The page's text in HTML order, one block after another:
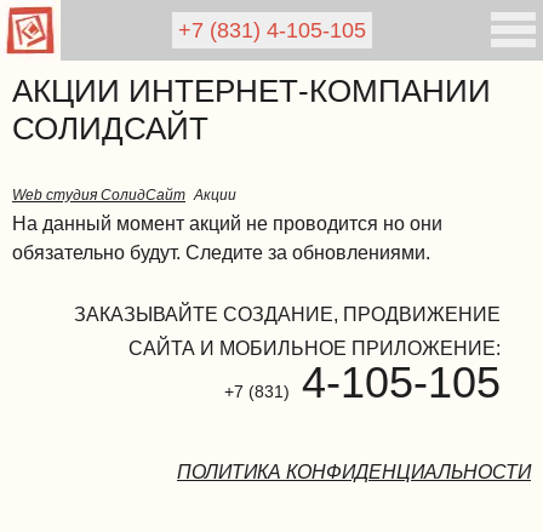
АКЦИИ ИНТЕРНЕТ-КОМПАНИИ
СОЛИДСАЙТ
+7 (831) 4-105-105
Web студия СолидСайт Акции
На данный момент акций не проводится но они
обязательно будут. Следите за обновлениями.
ЗАКАЗЫВАЙТЕ СОЗДАНИЕ, ПРОДВИЖЕНИЕ
САЙТА И МОБИЛЬНОЕ ПРИЛОЖЕНИЕ:
+7 (831) 4-105-105
ПОЛИТИКА КОНФИДЕНЦИАЛЬНОСТИ